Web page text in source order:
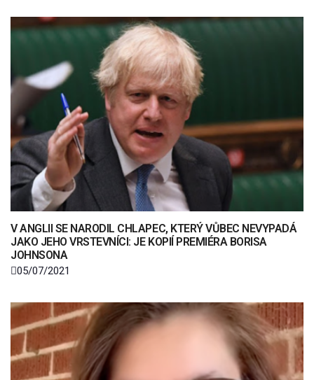
V ANGLII SE NARODIL CHLAPEC, KTERÝ VŮBEC NEVYPADÁ
JAKO JEHO VRSTEVNÍCI: JE KOPIÍ PREMIÉRA BORISA
JOHNSONA
05/07/2021